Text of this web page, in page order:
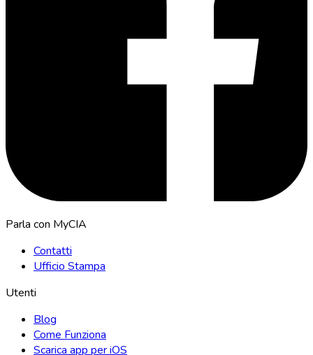
Parla con MyCIA
Contatti
Ufficio Stampa
Utenti
Blog
Come Funziona
Scarica app per iOS